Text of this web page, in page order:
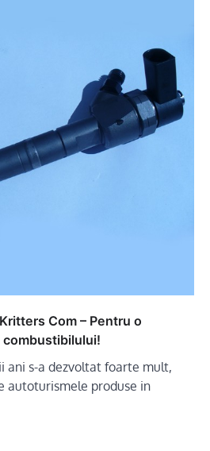
Com – Pentru o
ani s-a dezvoltat foarte mult,
autoturismele produse in